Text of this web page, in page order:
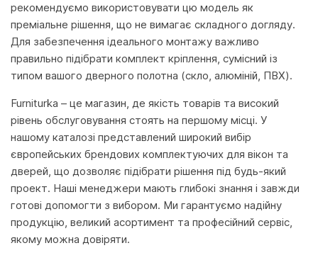
рекомендуємо використовувати цю модель як
преміальне рішення, що не вимагає складного догляду.
Для забезпечення ідеального монтажу важливо
правильно підібрати комплект кріплення, сумісний із
типом вашого дверного полотна (скло, алюміній, ПВХ).
Furniturka – це магазин, де якість товарів та високий
рівень обслуговування стоять на першому місці. У
нашому каталозі представлений широкий вибір
європейських брендових комплектуючих для вікон та
дверей, що дозволяє підібрати рішення під будь-який
проект. Наші менеджери мають глибокі знання і завжди
готові допомогти з вибором. Ми гарантуємо надійну
продукцію, великий асортимент та професійний сервіс,
якому можна довіряти.